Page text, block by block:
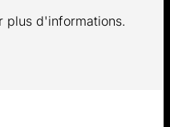
plus d'informations.